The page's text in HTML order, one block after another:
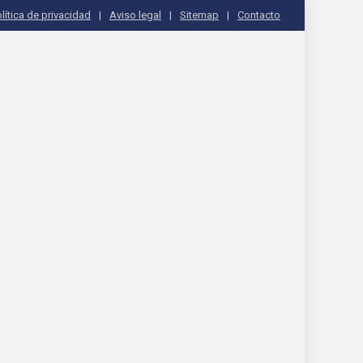
de privacidad Aviso legal Sitemap Contacto